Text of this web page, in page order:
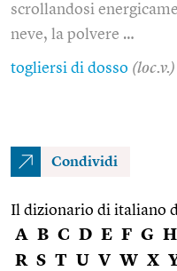
scrollandosi
neve, la polvere …
togliersi di dosso (loc.v.)
Condividi
Il dizionario di italiano
A B C D E F G H
R S T U V W X